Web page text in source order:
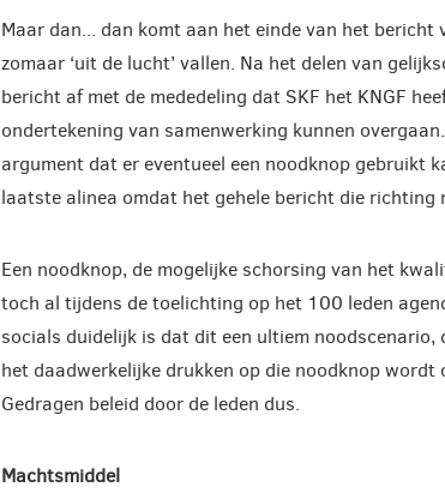
Maar dan... dan komt aan het einde van het bericht
zomaar ‘uit de lucht’ vallen. Na het delen van
bericht af met de mededeling dat SKF het KNGF
ondertekening van samenwerking kunnen
argument dat er eventueel een noodknop gebruikt
laatste alinea omdat het gehele bericht die richting
Een noodknop, de mogelijke schorsing van het
toch al tijdens de toelichting op het 100 leden
socials duidelijk is dat dit een ultiem noodscenario,
het daadwerkelijke drukken op die noodknop wordt
Gedragen beleid door de leden dus.
Machtsmiddel